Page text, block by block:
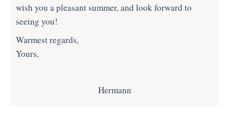
wish you a pleasant summer, and look forward to
seeing you!
Warmest regards,
Yours,
Hermann